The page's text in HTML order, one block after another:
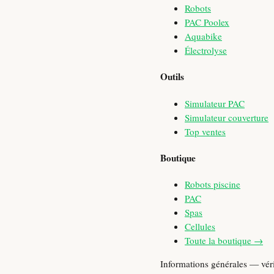
Robots
PAC Poolex
Aquabike
Électrolyse
Outils
Simulateur PAC
Simulateur couverture
Top ventes
Boutique
Robots piscine
PAC
Spas
Cellules
Toute la boutique →
Informations générales —